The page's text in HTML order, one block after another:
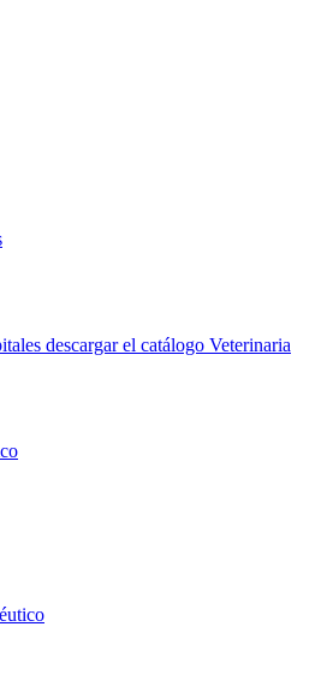
descargar el catálogo Veterinaria